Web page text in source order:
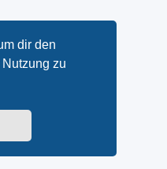
dir den
zu